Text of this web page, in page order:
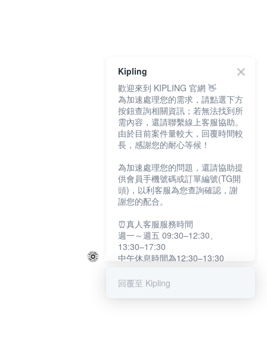
Kipling
歡迎來到 KIPLING 官網 👋
為加速處理您的需求，請點選下方
按鈕查詢相關資訊；若無法找到所
需內容，還請聯繫線上客服協助。
由於目前案件量較大，回覆時間較
長，感謝您的耐心等候！
為加速處理您的問題，還請協助提
供會員手機號碼或訂單編號(TG開
頭)，以利客服為您查詢確認，謝
謝您的配合。
⏰真人客服服務時間
週一～週五 09:30–12:30、
13:30–17:30
中午休息時間為12:30–13:30
提醒您：系統會自動已讀訊息，如
回覆至 Kipling